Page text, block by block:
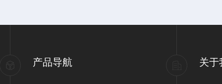
产品导航 关于